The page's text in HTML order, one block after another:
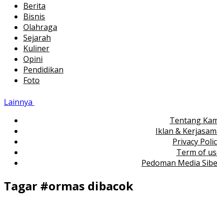
Berita
Bisnis
Olahraga
Sejarah
Kuliner
Opini
Pendidikan
Foto
Lainnya
Tentang
Iklan &
Privacy
Term of
Pedoman Media
Tagar #ormas dibacok